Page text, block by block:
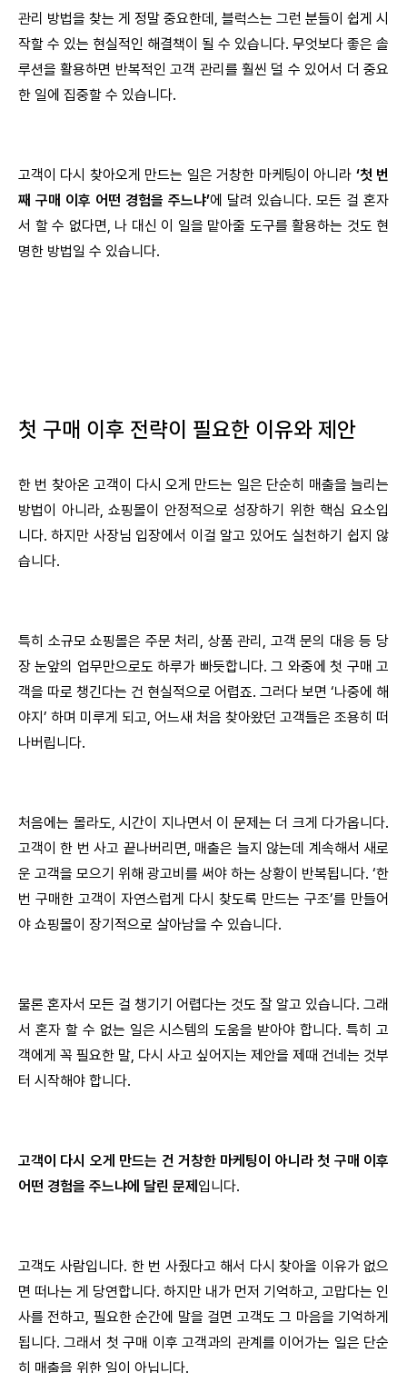
관리 방법을 찾는 게 정말 중요한데, 블럭스는 그런 분들이 쉽게 시
작할 수 있는 현실적인 해결책이 될 수 있습니다. 무엇보다 좋은 솔
루션을 활용하면 반복적인 고객 관리를 훨씬 덜 수 있어서 더 중요
한 일에 집중할 수 있습니다.
고객이 다시 찾아오게 만드는 일은 거창한 마케팅이 아니라 ‘첫 번
째 구매 이후 어떤 경험을 주느냐’에 달려 있습니다. 모든 걸 혼자
서 할 수 없다면, 나 대신 이 일을 맡아줄 도구를 활용하는 것도 현
명한 방법일 수 있습니다.
첫 구매 이후 전략이 필요한 이유와 제안
한 번 찾아온 고객이 다시 오게 만드는 일은 단순히 매출을 늘리는
방법이 아니라, 쇼핑몰이 안정적으로 성장하기 위한 핵심 요소입
니다. 하지만 사장님 입장에서 이걸 알고 있어도 실천하기 쉽지 않
습니다.
특히 소규모 쇼핑몰은 주문 처리, 상품 관리, 고객 문의 대응 등 당
장 눈앞의 업무만으로도 하루가 빠듯합니다. 그 와중에 첫 구매 고
객을 따로 챙긴다는 건 현실적으로 어렵죠. 그러다 보면 ‘나중에 해
야지’ 하며 미루게 되고, 어느새 처음 찾아왔던 고객들은 조용히 떠
나버립니다.
처음에는 몰라도, 시간이 지나면서 이 문제는 더 크게 다가옵니다.
고객이 한 번 사고 끝나버리면, 매출은 늘지 않는데 계속해서 새로
운 고객을 모으기 위해 광고비를 써야 하는 상황이 반복됩니다. ‘한
번 구매한 고객이 자연스럽게 다시 찾도록 만드는 구조’를 만들어
야 쇼핑몰이 장기적으로 살아남을 수 있습니다.
물론 혼자서 모든 걸 챙기기 어렵다는 것도 잘 알고 있습니다. 그래
서 혼자 할 수 없는 일은 시스템의 도움을 받아야 합니다. 특히 고
객에게 꼭 필요한 말, 다시 사고 싶어지는 제안을 제때 건네는 것부
터 시작해야 합니다.
고객이 다시 오게 만드는 건 거창한 마케팅이 아니라 첫 구매 이후
어떤 경험을 주느냐에 달린 문제 입니다.
고객도 사람입니다. 한 번 사줬다고 해서 다시 찾아올 이유가 없으
면 떠나는 게 당연합니다. 하지만 내가 먼저 기억하고, 고맙다는 인
사를 전하고, 필요한 순간에 말을 걸면 고객도 그 마음을 기억하게
됩니다. 그래서 첫 구매 이후 고객과의 관계를 이어가는 일은 단순
히 매출을 위한 일이 아닙니다.